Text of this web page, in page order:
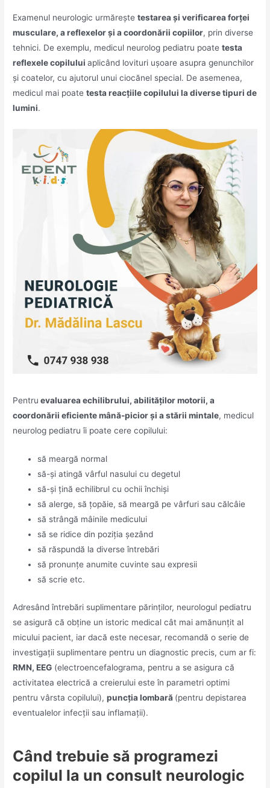
Examenul neurologic urmăreștetestarea și verificarea forței
musculare, a reflexelor și a coordonării copiilor, prin diverse
tehnici. De exemplu, medicul neurolog pediatru poatetesta
reflexele copiluluiaplicând lovituri ușoare asupra genunchilor
și coatelor, cu ajutorul unui ciocănel special. De asemenea,
medicul mai poatetesta reacțiile copilului la diverse tipuri de
lumini.
Pentru evaluarea echilibrului, abilităților motorii, a
coordonării eficiente mână-picior și a stării mintale, medicul
neurolog pediatru îi poate cere copilului:
să meargă normal
să-și atingă vârful nasului cu degetul
să-și țină echilibrul cu ochii închiși
să alerge, să țopăie, să meargă pe vârfuri sau călcâie
să strângă mâinile medicului
să se ridice din poziția șezând
să răspundă la diverse întrebări
să pronunțe anumite cuvinte sau expresii
să scrie etc.
Adresând întrebări suplimentare părinților, neurologul pediatru
se asigură că obține un istoric medical cât mai amănunțit al
micului pacient, iar dacă este necesar, recomandă o serie de
investigații suplimentare pentru un diagnostic precis, cum ar fi:
RMN, EEG (electroencefalograma, pentru a se asigura că
activitatea electrică a creierului este în parametri optimi
pentru vârsta copilului),puncția lombară (pentru depistarea
eventualelor infecții sau inflamații).
Când trebuie să programezi
copilul la un consult neurologic